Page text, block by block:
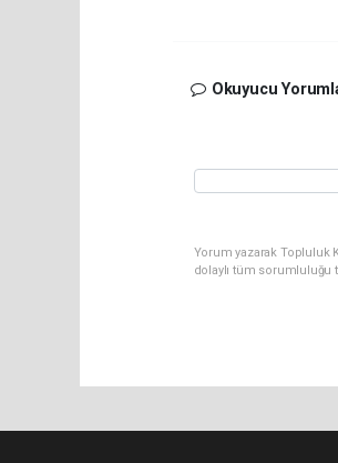
Okuyucu
Yorum yazarak Topluluk
dolaylı tüm sorumluluğu